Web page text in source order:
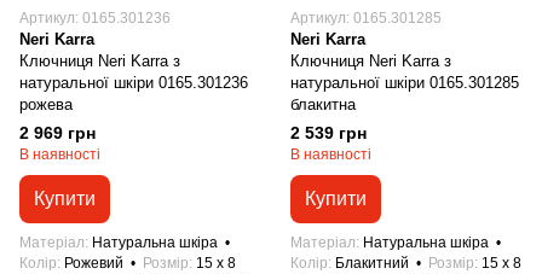
Артикул: 0165.301236
Neri Karra
Ключниця Neri Karra з
натуральної шкіри 0165.301236
рожева
2 969 грн
В наявності
Купити
Матеріал
Натуральна шкіра
Колір
Рожевий Розмір 15 x 8
Артикул: 0165.301285
Neri Karra
Ключниця Neri Karra з
натуральної шкіри 0165.301285
блакитна
2 539 грн
В наявності
Купити
Матеріал
Натуральна шкіра
Колір
Блакитний Розмір 15 x 8